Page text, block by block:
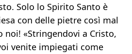
Solo lo Spirito Santo è
con delle pietre così mal
noi! «Stringendovi a Cristo,
venite impiegati come